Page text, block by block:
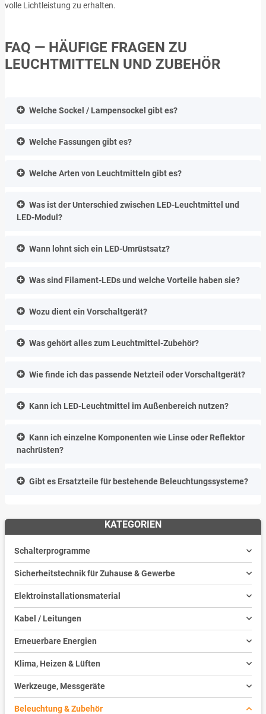
volle Lichtleistung zu erhalten.
FAQ — HÄUFIGE FRAGEN ZU
LEUCHTMITTELN UND ZUBEHÖR
Welche Sockel / Lampensockel gibt es?
Welche Fassungen gibt es?
Welche Arten von Leuchtmitteln gibt es?
Was ist der Unterschied zwischen LED-Leuchtmittel und
LED-Modul?
Wann lohnt sich ein LED-Umrüstsatz?
Was sind Filament-LEDs und welche Vorteile haben sie?
Wozu dient ein Vorschaltgerät?
Was gehört alles zum Leuchtmittel-Zubehör?
Wie finde ich das passende Netzteil oder Vorschaltgerät?
Kann ich LED-Leuchtmittel im Außenbereich nutzen?
Kann ich einzelne Komponenten wie Linse oder Reflektor
nachrüsten?
Gibt es Ersatzteile für bestehende Beleuchtungssysteme?
KATEGORIEN
Schalterprogramme
Sicherheitstechnik für Zuhause & Gewerbe
Elektroinstallationsmaterial
Kabel / Leitungen
Erneuerbare Energien
Klima, Heizen & Lüften
Werkzeuge, Messgeräte
Beleuchtung & Zubehör